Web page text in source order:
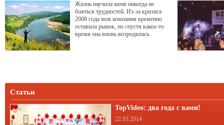
Жизнь научила меня никогда не
бояться трудностей. Из-за кризиса
2008 года моя компания временно
оставила рынок, но спустя какое-то
время она вновь возродилась.
Статьи
TopVideo: два года с вами!
22.03.2014